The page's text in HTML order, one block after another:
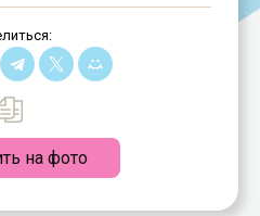
на фото